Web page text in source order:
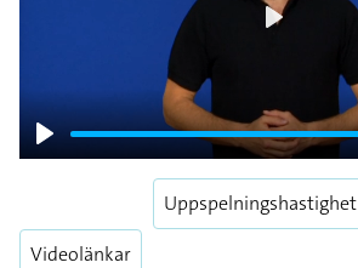
Play
Videolänkar
Uppspelningshastighet